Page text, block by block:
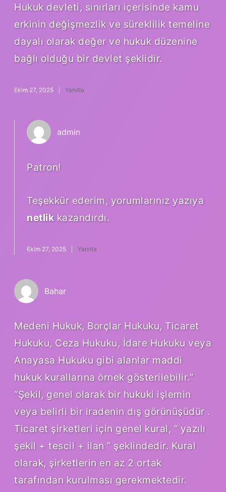
Hukuk devleti, sınırları içerisinde kamu
erkinin değişmezlik ve süreklilik temeline
dayalı olarak değer ve hukuk düzenine
bağlı olduğu bir devlet şeklidir.
Ekim 27, 2025 Yanıtla
admin
Patron!
Teşekkür ederim, yorumlarınız yazıya
netlik kazandırdı.
Ekim 27, 2025 Yanıtla
Bahar
Medeni Hukuk, Borçlar Hukuku, Ticaret
Hukuku, Ceza Hukuku, İdare Hukuku veya
Anayasa Hukuku gibi alanlar maddi
hukuk kurallarına örnek gösterilebilir.”
“Şekil, genel olarak bir hukuki işlemin
veya belirli bir iradenin dış görünüşüdür .
Ticaret şirketleri için genel kural, “ yazılı
şekil + tescil + ilan ” şeklindedir. Kural
olarak, şirketlerin en az 2 ortak
tarafından kurulması gerekmektedir.